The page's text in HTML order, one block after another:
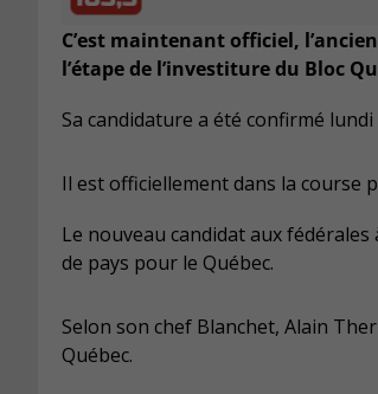
C’est maintenant officiel,
l’étape de l’investiture du Bloc
Sa candidature a été confirmé
Il est officiellement dans la course
Le nouveau candidat aux
de pays pour le Québec.
Selon son chef Blanchet, Alain
Québec.